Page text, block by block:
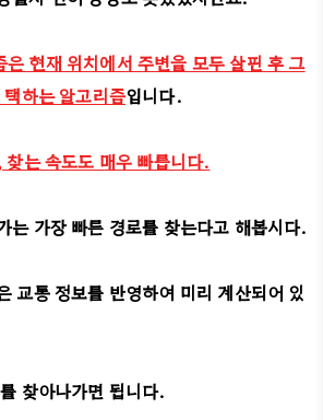
은 현재 위치에서 주변을 모두 살핀 후 그
하는 알고리즘입니다.
는 속도도 매우 빠릅니다.
는 가장 빠른 경로를 찾는다고 해봅시다.
교통 정보를 반영하여 미리 계산되어 있
찾아나가면 됩니다.